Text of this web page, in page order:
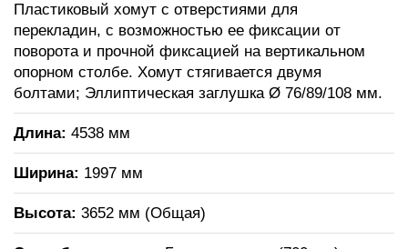
Пластиковый хомут с отверстиями для
перекладин, с возможностью ее фиксации от
поворота и прочной фиксацией на вертикальном
опорном столбе. Хомут стягивается двумя
болтами; Эллиптическая заглушка Ø 76/89/108 мм.
Длина: 4538 мм
Ширина: 1997 мм
Высота: 3652 мм (Общая)